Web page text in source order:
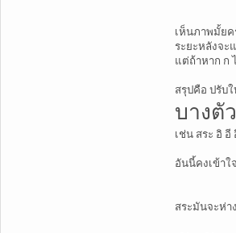
เห็นภาพมั้ยค
ระยะหลังจะ
แต่ถ้าหาก ก
สรุปคือ ปรับ
บางตั
เช่น สระ อิ อี
อันนี้คงเข้าใ
สระมันจะห่